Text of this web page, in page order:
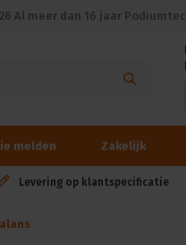
Al meer dan 16 jaar
melden Zakelijk
Levering op klantspecificatie